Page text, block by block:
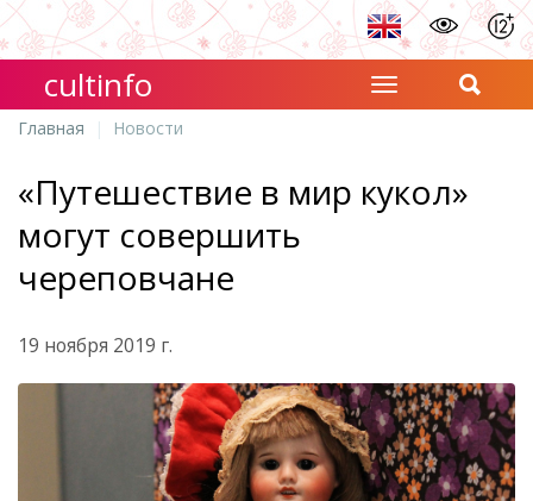
cultinfo
Главная Новости
«Путешествие в мир кукол»
могут совершить
череповчане
19 ноября 2019 г.